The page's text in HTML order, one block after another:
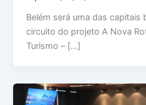
Belém será uma das capitais
circuito do projeto A Nova
Turismo – […]